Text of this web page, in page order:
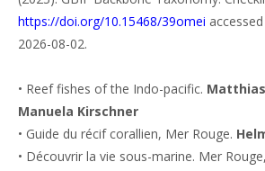
https://doi.org/10.15468/39omei
2026-08-02.
• Reef fishes of the Indo-pacific.
Manuela Kirschner
• Guide du récif corallien, Mer Rouge.
• Découvrir la vie sous-marine. Mer